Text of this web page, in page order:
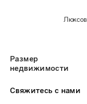
Свяжитесь с нами
Размер
недвижимости